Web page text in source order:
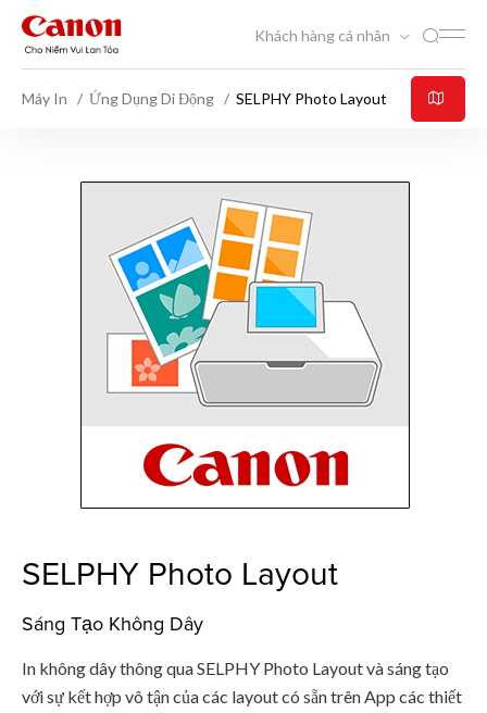
Khách hàng cá nhân
Máy In Ứng Dụng Di Động SELPHY Photo Layout
SELPHY Photo Layout
Sáng Tạo Không Dây
In không dây thông qua SELPHY Photo Layout và sáng tạo
với sự kết hợp vô tận của các layout có sẵn trên App các thiết